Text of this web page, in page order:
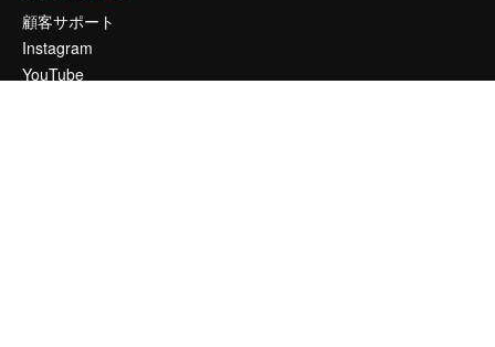
顧客サポート
Instagram
YouTube